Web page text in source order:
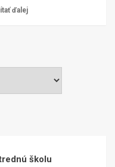
ďalej
školu